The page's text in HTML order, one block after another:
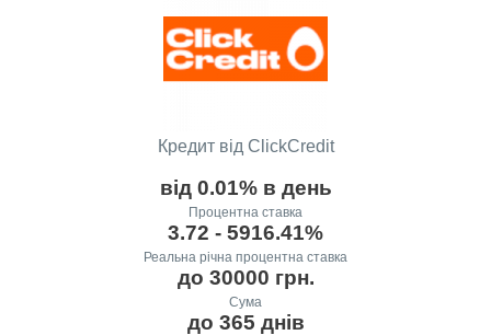
Кредит від ClickCredit
від 0.01% в день
Процентна ставка
3.72 - 5916.41%
Реальна річна процентна ставка
до 30000 грн.
Сума
до 365 днів